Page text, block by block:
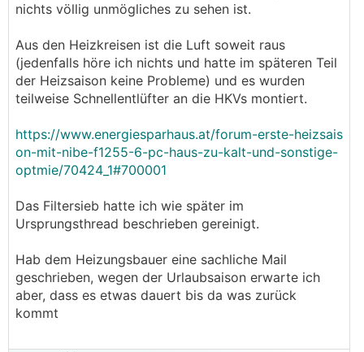
nichts völlig unmögliches zu sehen ist.
Aus den Heizkreisen ist die Luft soweit raus
(jedenfalls höre ich nichts und hatte im späteren Teil
der Heizsaison keine Probleme) und es wurden
teilweise Schnellentlüfter an die HKVs montiert.
https://www.energiesparhaus.at/forum-erste-heizsais
on-mit-nibe-f1255-6-pc-haus-zu-kalt-und-sonstige-
optmie/70424_1#700001
Das Filtersieb hatte ich wie später im
Ursprungsthread beschrieben gereinigt.
Hab dem Heizungsbauer eine sachliche Mail
geschrieben, wegen der Urlaubsaison erwarte ich
aber, dass es etwas dauert bis da was zurück
kommt